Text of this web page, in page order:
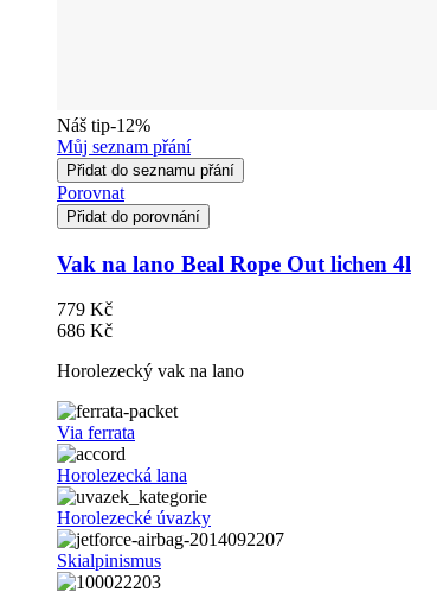
Náš tip-12%
Můj seznam přání
Přidat do seznamu přání
Porovnat
Přidat do porovnání
Vak na lano Beal Rope Out lichen 4l
779 Kč
686 Kč
Horolezecký vak na lano
Via ferrata
Horolezecká lana
Horolezecké úvazky
Skialpinismus